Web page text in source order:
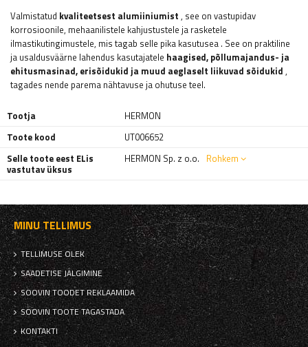
Valmistatud kvaliteetsest alumiiniumist , see on vastupidav
korrosioonile, mehaanilistele kahjustustele ja rasketele
ilmastikutingimustele, mis tagab selle pika kasutusea . See on praktiline
ja usaldusväärne lahendus kasutajatele haagised, põllumajandus- ja
ehitusmasinad, erisõidukid ja muud aeglaselt liikuvad sõidukid ,
tagades nende parema nähtavuse ja ohutuse teel.
Tootja
HERMON
Toote kood
UT006652
Selle toote eest ELis
vastutav üksus
HERMON Sp. z o.o. Rohkem
MINU TELLIMUS
TELLIMUSE OLEK
SAADETISE JÄLGIMINE
SOOVIN TOODET REKLAAMIDA
SOOVIN TOOTE TAGASTADA
KONTAKTI